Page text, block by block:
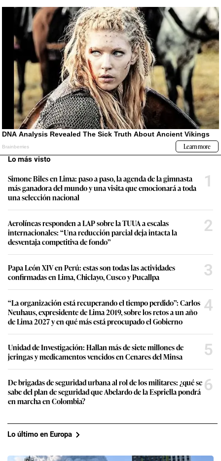
Lo más visto
Simone Biles en Lima: paso a paso, la agenda de la gimnasta
más ganadora del mundo y una visita que emocionará a toda
una selección nacional
1
Aerolíneas responden a LAP sobre la TUUA a escalas
internacionales: “Una reducción parcial deja intacta la
desventaja competitiva de fondo”
2
Papa León XIV en Perú: estas son todas las actividades
confirmadas en Lima, Chiclayo, Cusco y Pucallpa
3
“La organización está recuperando el tiempo perdido”: Carlos
Neuhaus, expresidente de Lima 2019, sobre los retos a un año
de Lima 2027 y en qué más está preocupado el Gobierno
4
Unidad de Investigación: Hallan más de siete millones de
jeringas y medicamentos vencidos en Cenares del Minsa
5
De brigadas de seguridad urbana al rol de los militares: ¿qué se
sabe del plan de seguridad que Abelardo de la Espriella pondrá
en marcha en Colombia?
6
Lo último en Europa